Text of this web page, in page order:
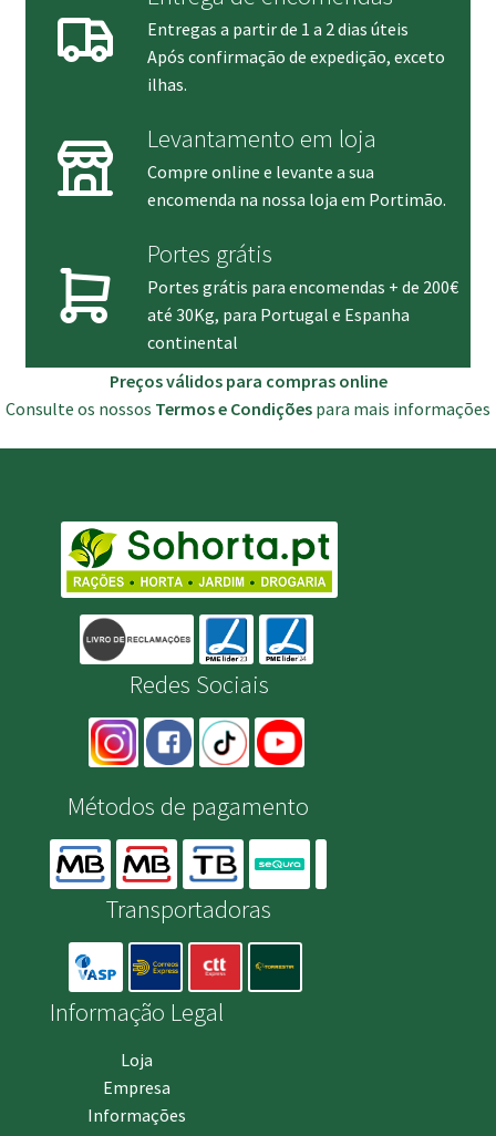
Entregas a partir de 1 a 2 dias úteis
Após confirmação de expedição, exceto
ilhas.
Levantamento em loja
Compre online e levante a sua
encomenda na nossa loja em Portimão.
Portes grátis
Portes grátis para encomendas + de 200€
até 30Kg, para Portugal e Espanha
continental
Preços válidos para compras online
Consulte os nossos Termos e Condições para mais informações
Redes Sociais
Métodos de pagamento
Transportadoras
Informação Legal
Loja
Empresa
Informações